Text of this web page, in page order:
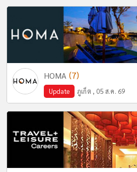
HOMA (7)
Update ภูเก็ต , 05 ส.ค. 69